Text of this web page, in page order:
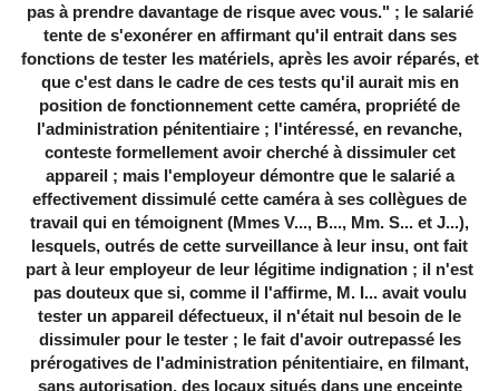
pas à prendre davantage de risque avec vous." ; le salarié
tente de s'exonérer en affirmant qu'il entrait dans ses
fonctions de tester les matériels, après les avoir réparés, et
que c'est dans le cadre de ces tests qu'il aurait mis en
position de fonctionnement cette caméra, propriété de
l'administration pénitentiaire ; l'intéressé, en revanche,
conteste formellement avoir cherché à dissimuler cet
appareil ; mais l'employeur démontre que le salarié a
effectivement dissimulé cette caméra à ses collègues de
travail qui en témoignent (Mmes V..., B..., Mm. S... et J...),
lesquels, outrés de cette surveillance à leur insu, ont fait
part à leur employeur de leur légitime indignation ; il n'est
pas douteux que si, comme il l'affirme, M. I... avait voulu
tester un appareil défectueux, il n'était nul besoin de le
dissimuler pour le tester ; le fait d'avoir outrepassé les
prérogatives de l'administration pénitentiaire, en filmant,
sans autorisation, des locaux situés dans une enceinte